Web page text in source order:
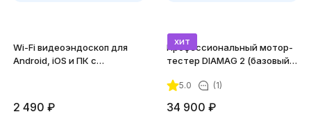
Wi-Fi видеоэндоскоп для
Android, iOS и ПК с
2 490 ₽
хит
Профессиональный мотор-
тестер DIAMAG 2 (базовый
5.0 (1)
34 900 ₽